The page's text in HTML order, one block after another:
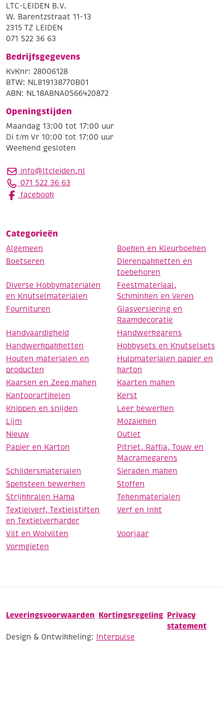
LTC-LEIDEN B.V.
W. Barentzstraat 11-13
2315 TZ LEIDEN
071 522 36 63
Bedrijfsgegevens
KvKnr: 28006128
BTW: NL819138770B01
ABN: NL18ABNA0566420872
Openingstijden
Maandag 13:00 tot 17:00 uur
Di t/m Vr 10:00 tot 17:00 uur
Weekend gesloten
info@ltcleiden.nl
071 522 36 63
facebook
Categorieën
Algemeen
Boeken en Kleurboeken
Boetseren
Dierenpakketten en
toebehoren
Diverse Hobbymaterialen
en Knutselmaterialen
Feestmateriaal,
Schminken en Veren
Fournituren
Glasversiering en
Raamdecoratie
Handvaardigheid
Handwerkgarens
Handwerkpakketten
Hobbysets en Knutselsets
Houten materialen en
producten
Hulpmaterialen papier en
karton
Kaarsen en Zeep maken
Kaarten maken
Kantoorartikelen
Kerst
Knippen en snijden
Leer bewerken
Lijm
Mozaieken
Nieuw
Outlet
Papier en Karton
Pitriet, Raffia, Touw en
Macramegarens
Schildersmaterialen
Sieraden maken
Speksteen bewerken
Stoffen
Strijkkralen Hama
Tekenmaterialen
Textielverf, Textielstiften
en Textielverharder
Verf en Inkt
Vilt en Wolvilten
Voorjaar
Vormgieten
Leveringsvoorwaarden Kortingsregeling Privacy
statement
Design & Ontwikkeling: Interpulse